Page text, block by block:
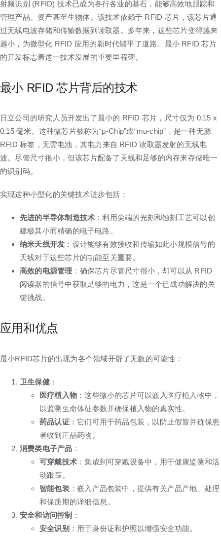
射频识别 (RFID) 技术已成为各行各业的基石，能够高效地跟踪和
管理产品、资产甚至​​生物体。该技术依赖于 RFID 芯片，该芯片通
过无线电波存储和传输数据到读取器。多年来，这些芯片变得越来
越小，为微型化 RFID 应用的新时代铺平了道路。最小 RFID 芯片
的开发标志着这一技术发展的重要里程碑。
最小 RFID 芯片背后的技术
日立公司的研究人员开发出了最小的 RFID 芯片，尺寸仅为 0.15 x
0.15 毫米。这种微芯片被称为“μ-Chip”或“mu-chip”，是一种无源
RFID 标签，无需电池，其电力来自 RFID 读取器发射的无线电
波。尽管尺寸很小，但该芯片配备了天线和足够的内存来存储唯一
的识别码。
实现这种小型化的关键技术进步包括：
先进的半导体制造技术 ：利用尖端的光刻和蚀刻工艺可以创
建极其小而精确的电子电路。
纳米天线开发 ：设计能够有效接收和传输如此小规模信号的
天线对于这些芯片的功能至关重要。
高效的电源管理 ：确保芯片尽管尺寸很小，却可以从 RFID
阅读器的信号中获取足够的电力，这是一个已成功解决的关
键挑战。
应用和优点
最小RFID芯片的出现为各个领域开辟了无数的可能性：
卫生保健：
医疗植入物 ：这些微小的芯片可以嵌入医疗植入物中，
以监测生命体征参数并确保植入物的真实性。
药品认证：它们可用于药品包装，以防止假冒并确保患
者收到正品药物。
消费类电子产品 ：
可穿戴技术 ：集成到可穿戴设备中，用于健康监测和活
动跟踪。
智能包装：嵌入产品包装中，提供有关产品产地、处理
和保质期的详细信息。
安全和访问控制 ：
安全识别 ：用于身份证和护照以增强安全功能。